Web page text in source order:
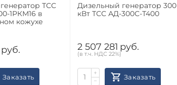
ТСС
1РКМ16 в
кожухе
руб.
Заказать
Дизельный генератор 300
кВт ТСС АД-300С-Т400
2 507 281 руб.
(в т.ч. НДС 22%)
+
−
Заказать